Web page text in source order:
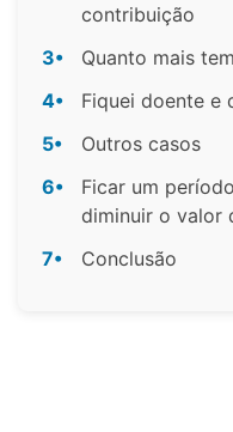
contribuição
3•
Quanto mais
4•
Fiquei doente e
5•
Outros casos
6•
Ficar um
diminuir o valor
7•
Conclusão